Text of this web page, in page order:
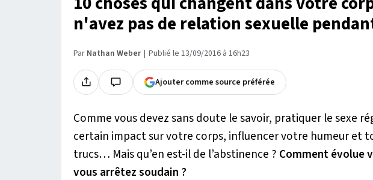
n'avez pas de relation sexuelle
Par Nathan Weber Publié le 13/09/2016 à 16h23
Ajouter comme source préférée
Comme vous devez sans doute le savoir, pratiquer le sexe
certain impact sur votre corps, influencer votre humeur et
trucs… Mais qu’en est-il de l’abstinence ? Comment évolue
vous arrêtez soudain ?